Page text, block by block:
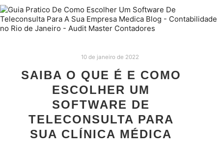
10 de janeiro de 2022
SAIBA O QUE É E COMO
ESCOLHER UM
SOFTWARE DE
TELECONSULTA PARA
SUA CLÍNICA MÉDICA